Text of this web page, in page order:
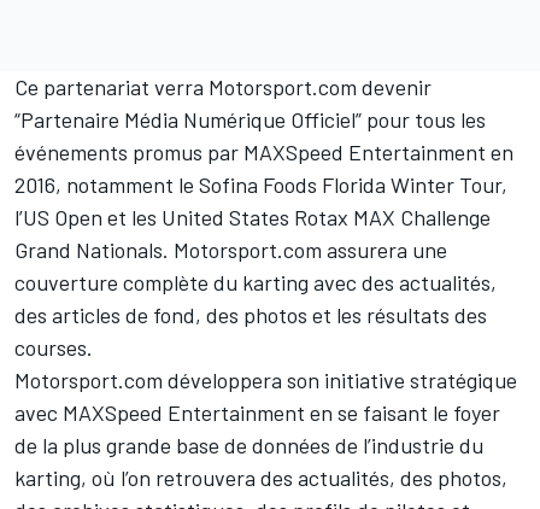
Ce partenariat verra Motorsport.com devenir
“Partenaire Média Numérique Officiel” pour tous les
événements promus par MAXSpeed Entertainment en
2016, notamment le Sofina Foods Florida Winter Tour,
l’US Open et les United States Rotax MAX Challenge
Grand Nationals. Motorsport.com assurera une
couverture complète du karting avec des actualités,
des articles de fond, des photos et les résultats des
courses.
Motorsport.com développera son initiative stratégique
avec MAXSpeed Entertainment en se faisant le foyer
de la plus grande base de données de l’industrie du
karting, où l’on retrouvera des actualités, des photos,